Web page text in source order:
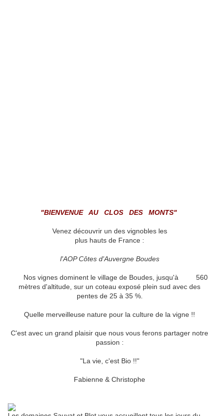
"BIENVENUE AU CLOS DES MONTS"
Venez découvrir un des vignobles les
plus hauts de France :
l'AOP Côtes d'Auvergne Boudes
Nos vignes dominent le village de Boudes, jusqu'à 560
mètres d'altitude, sur un coteau exposé plein sud avec des
pentes de 25 à 35 %.
Quelle merveilleuse nature pour la culture de la vigne !!
C'est avec un grand plaisir que nous vous ferons partager notre
passion :
"La vie, c'est Bio !!"
Fabienne & Christophe